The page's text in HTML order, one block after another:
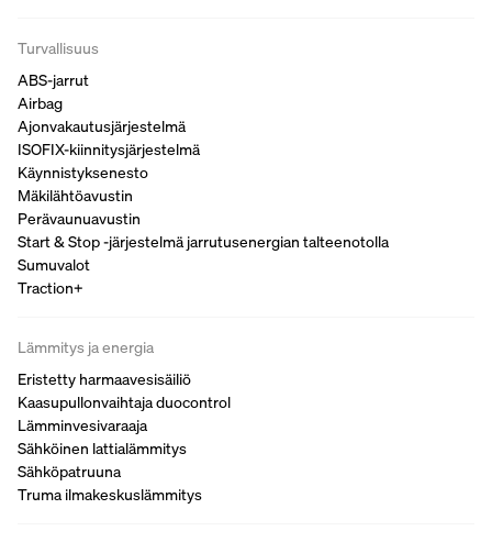
Turvallisuus
ABS-jarrut
Airbag
Ajonvakautusjärjestelmä
ISOFIX-kiinnitysjärjestelmä
Käynnistyksenesto
Mäkilähtöavustin
Perävaunuavustin
Start & Stop -järjestelmä jarrutusenergian talteenotolla
Sumuvalot
Traction+
Lämmitys ja energia
Eristetty harmaavesisäiliö
Kaasupullonvaihtaja duocontrol
Lämminvesivaraaja
Sähköinen lattialämmitys
Sähköpatruuna
Truma ilmakeskuslämmitys